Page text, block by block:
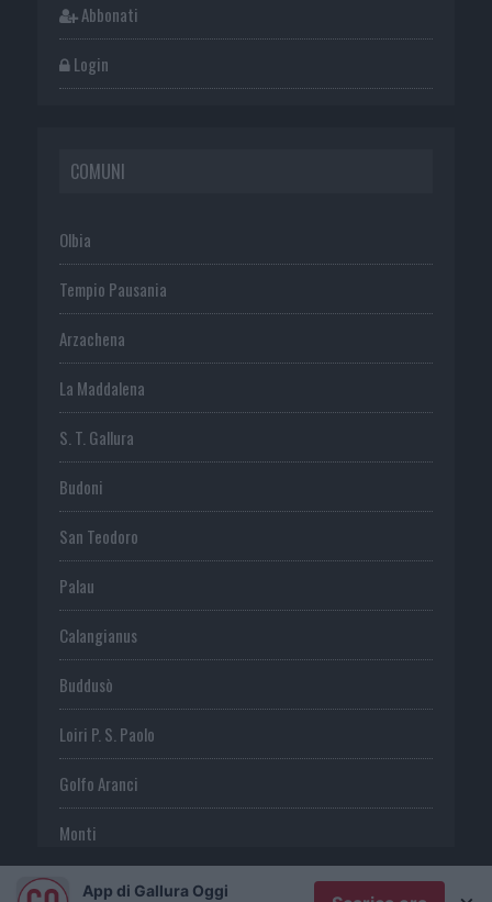
Abbonati
Login
COMUNI
Olbia
Tempio Pausania
Arzachena
La Maddalena
S. T. Gallura
Budoni
San Teodoro
Palau
Calangianus
Buddusò
Loiri P. S. Paolo
Golfo Aranci
Monti
TeltiApp di Gallura Oggi